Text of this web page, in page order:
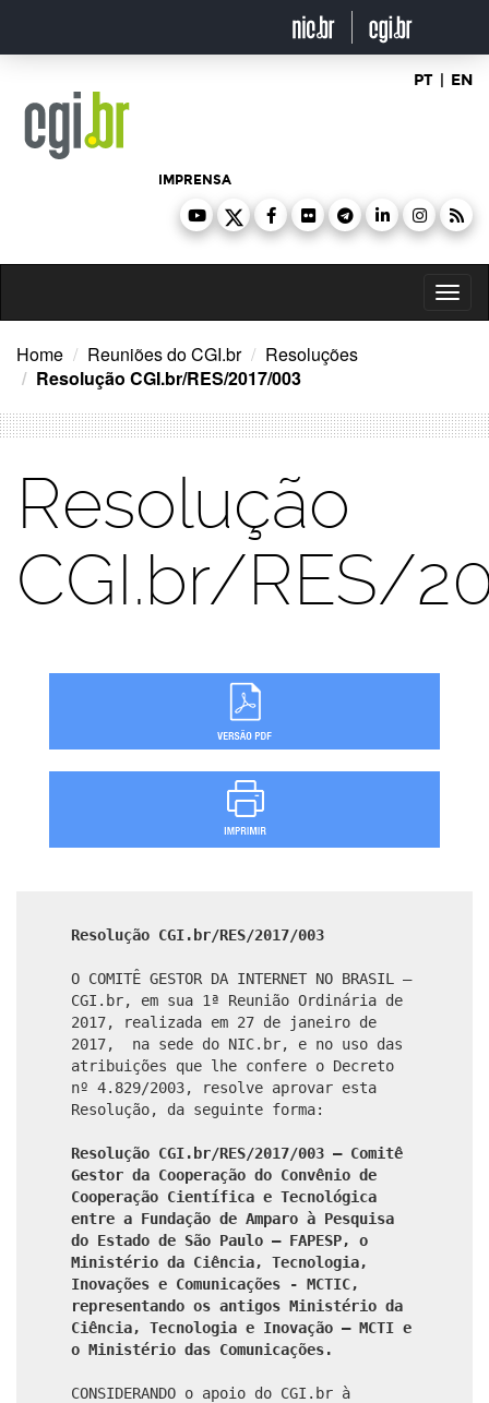
o
PT | EN
IMPRENSA
Home Reuniões do CGI.br
Resoluções
Resolução CGI.br/RES/2017/003
Resolução
CGI.br/RES/
Resolução CGI.br/RES/2017/003
O COMITÊ GESTOR DA INTERNET NO BRASIL –
CGI.br, em sua 1ª Reunião Ordinária de
2017, realizada em 27 de janeiro de
2017, na sede do NIC.br, e no uso das
atribuições que lhe confere o Decreto
nº 4.829/2003, resolve aprovar esta
Resolução, da seguinte forma:
Resolução CGI.br/RES/2017/003 – Comitê
Gestor da Cooperação do Convênio de
Cooperação Científica e Tecnológica
entre a Fundação de Amparo à Pesquisa
do Estado de São Paulo – FAPESP, o
Ministério da Ciência, Tecnologia,
Inovações e Comunicações - MCTIC,
representando os antigos Ministério da
Ciência, Tecnologia e Inovação – MCTI e
o Ministério das Comunicações.
CONSIDERANDO o apoio do CGI.br à